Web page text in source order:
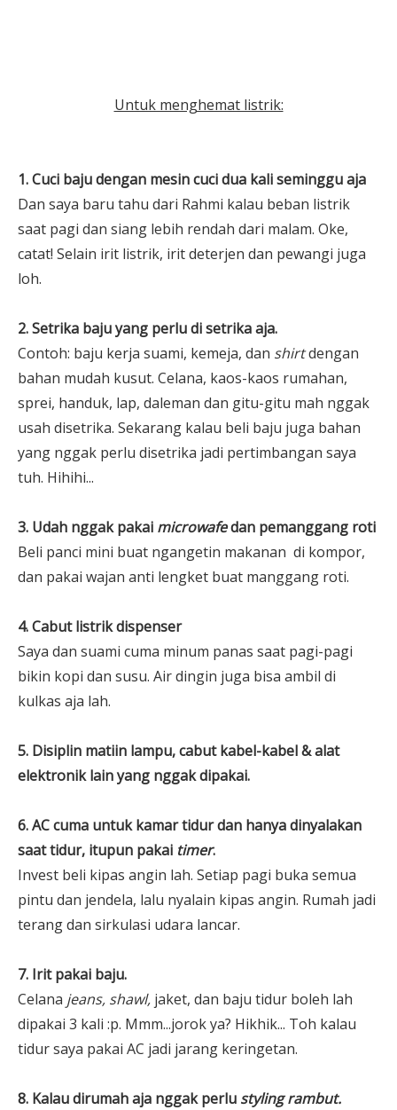
Untuk menghemat listrik:
1. Cuci baju dengan mesin cuci dua kali seminggu aja
Dan saya baru tahu dari Rahmi kalau beban listrik
saat pagi dan siang lebih rendah dari malam. Oke,
catat! Selain irit listrik, irit deterjen dan pewangi juga
loh.
2. Setrika baju yang perlu di setrika aja.
Contoh: baju kerja suami, kemeja, dan shirtdengan
bahan mudah kusut. Celana, kaos-kaos rumahan,
sprei, handuk, lap, daleman dan gitu-gitu mah nggak
usah disetrika. Sekarang kalau beli baju juga bahan
yang nggak perlu disetrika jadi pertimbangan saya
tuh. Hihihi...
3. Udah nggak pakai microwafedan pemanggang roti
Beli panci mini buat ngangetin makanan di kompor,
dan pakai wajan anti lengket buat manggang roti.
4. Cabut listrik dispenser
Saya dan suami cuma minum panas saat pagi-pagi
bikin kopi dan susu. Air dingin juga bisa ambil di
kulkas aja lah.
5. Disiplin matiin lampu, cabut kabel-kabel & alat
elektronik lain yang nggak dipakai.
6. AC cuma untuk kamar tidur dan hanya dinyalakan
saat tidur, itupun pakai timer.
Invest beli kipas angin lah. Setiap pagi buka semua
pintu dan jendela, lalu nyalain kipas angin. Rumah jadi
terang dan sirkulasi udara lancar.
7. Irit pakai baju.
Celana jeans, shawl, jaket, dan baju tidur boleh lah
dipakai 3 kali :p. Mmm...jorok ya? Hikhik... Toh kalau
tidur saya pakai AC jadi jarang keringetan.
8. Kalau dirumah aja nggak perlu styling rambut.